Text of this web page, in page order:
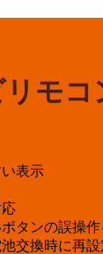
モ
表示
タンの誤操作
交換時に再